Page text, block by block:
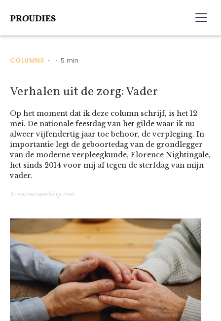
COLUMNS • • 5 min
Verhalen uit de zorg: Vader
Op het moment dat ik deze column schrijf, is het 12
mei. De nationale feestdag van het gilde waar ik nu
alweer vijfendertig jaar toe behoor, de verpleging. In
importantie legt de geboortedag van de grondlegger
van de moderne verpleegkunde, Florence Nightingale,
het sinds 2014 voor mij af tegen de sterfdag van mijn
vader.
In samenwerking met